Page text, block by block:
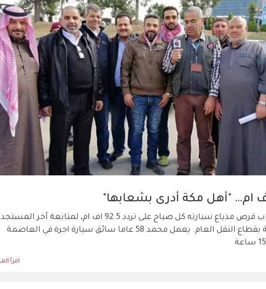
ام… "أهل مكة أدرى بشعابها"
يدير السائق محمد ذياب قرص مذياع سيارته كل صباح على تردد 92.5 اف ام، لمتابعة آخر
والمعلومات المتعلقة بقطاع النقل العام. يعمل محمد 58 عاما سائق سيارة اجرة في العاصمة
اقرأ